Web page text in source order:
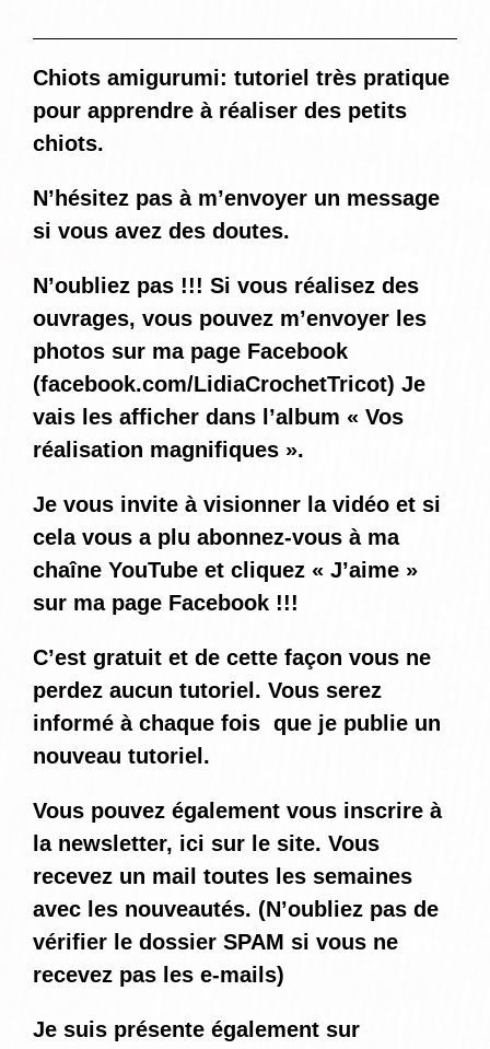
Chiots amigurumi: tutoriel très pratique
pour apprendre à réaliser des petits
chiots.
N’hésitez pas à m’envoyer un message
si vous avez des doutes.
N’oubliez pas !!! Si vous réalisez des
ouvrages, vous pouvez m’envoyer les
photos sur ma page Facebook
(facebook.com/LidiaCrochetTricot) Je
vais les afficher dans l’album « Vos
réalisation magnifiques ».
Je vous invite à visionner la vidéo et si
cela vous a plu abonnez-vous à ma
chaîne YouTube et cliquez « J’aime »
sur ma page Facebook !!!
C’est gratuit et de cette façon vous ne
perdez aucun tutoriel. Vous serez
informé à chaque fois que je publie un
nouveau tutoriel.
Vous pouvez également vous inscrire à
la newsletter, ici sur le site. Vous
recevez un mail toutes les semaines
avec les nouveautés. (N’oubliez pas de
vérifier le dossier SPAM si vous ne
recevez pas les e-mails)
Je suis présente également sur